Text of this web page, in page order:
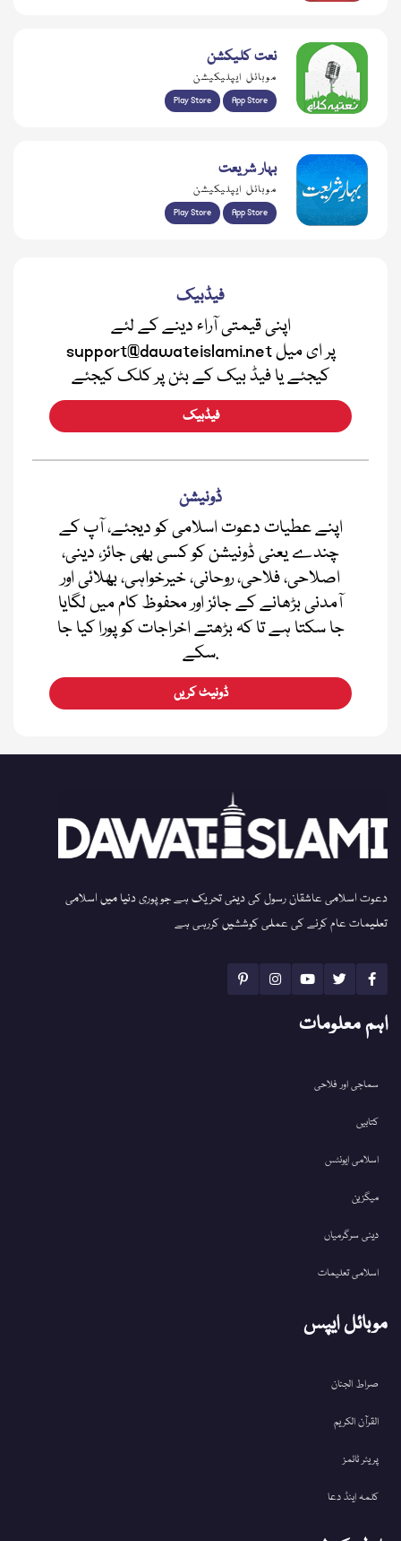
نعت کلیکشن
موبائل ایپلیکیشن
Play Store App Store
بہار شریعت
موبائل ایپلیکیشن
Play Store App Store
فیڈبیک
اپنی قیمتی آراء دینے کے لئے
support@dawateislami.net پر ای میل
کیجئے یا فیڈ بیک کے بٹن پر کلک کیجئے
فیڈبیک
ڈونیشن
اپنے عطیات دعوت اسلامی کو دیجئے، آپ کے
چندے یعنی ڈونیشن کو کسی بھی جائز، دینی،
اصلاحی، فلاحی، روحانی، خیرخواہی، بھلائی اور
آمدنی بڑھانے کے جائز اور محفوظ کام میں لگایا
جا سکتا ہے تا کہ بڑھتے اخراجات کو پورا کیا جا
سکے.
ڈونیٹ کریں
دعوت اسلامی عاشقان رسول کی دینی تحریک ہے جو پوری دنیا میں اسلامی
تعلیمات عام کرنے کی عملی کوششیں کررہی ہے
اہم معلومات
سماجی اور فلاحی
کتابیں
اسلامی ایونٹس
میگزین
دینی سرگرمیاں
اسلامی تعلیمات
موبائل ایپس
صراط الجنان
القرآن الکریم
پریئر ٹائمز
کلمہ اینڈ دعا